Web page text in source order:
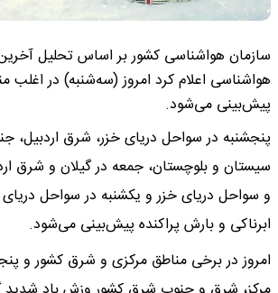
سازمان هواشناسی کشور بر اساس تحلیل
هواشناسی اعلام کرد امروز (سه‌شنبه) در اغلب
پیش‌بینی می‌شود.
پنجشنبه در سواحل دریای خزر، شرق اردبیل،
سیستان و بلوچستان، جمعه در گیلان و شرق
و سواحل دریای خزر و یکشنبه در سواحل
ابرناکی و بارش پراکنده پیش‌بینی می‌شود.
امروز در برخی مناطق مرکزی و شرق کشور و